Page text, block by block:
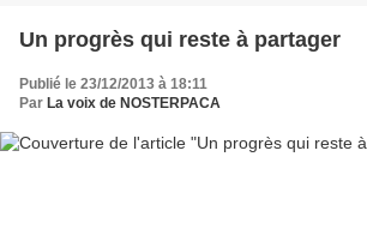
Un progrès qui reste à partager
Publié le 23/12/2013 à 18:11
Par La voix de NOSTERPACA